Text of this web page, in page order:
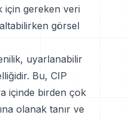
için gereken veri
görsel
uyarlanabilir
Bu, CIP
içinde birden çok
olanak tanır ve